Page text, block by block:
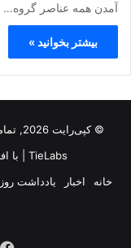
آمدن همه عناصر گروه…
بیشتر بخوانید »
© کپی‌رایت 2026, تمامی حقوق متعلق است به |
TieLabs | با
خانه
اخبار یادداشت روز